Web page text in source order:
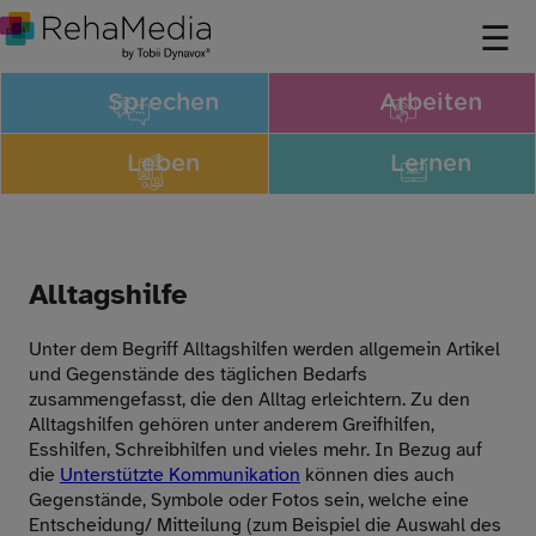
Alltagshilfe
Unter dem Begriff Alltagshilfen werden allgemein Artikel
und Gegenstände des täglichen Bedarfs
zusammengefasst, die den Alltag erleichtern. Zu den
Alltagshilfen gehören unter anderem Greifhilfen,
Esshilfen, Schreibhilfen und vieles mehr. In Bezug auf
die Unterstützte Kommunikation können dies auch
Gegenstände, Symbole oder Fotos sein, welche eine
Entscheidung/ Mitteilung (zum Beispiel die Auswahl des
Sprechen Arbeiten
Leben Lernen